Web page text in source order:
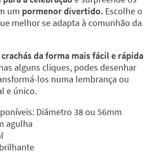
um pormenor divertido. Escolhe o
melhor se adapta à comunhão da
da forma mais fácil e rápida
alguns cliques, podes desenhar
los numa lembrança ou
e único.
Diâmetro 38 ou 56mm
agulha